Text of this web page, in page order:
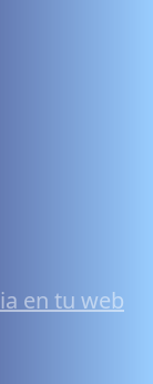
en tu web